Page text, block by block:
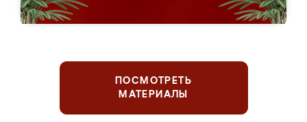
ПОСМОТРЕТЬ
МАТЕРИАЛЫ